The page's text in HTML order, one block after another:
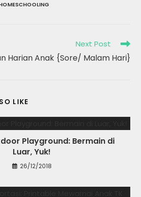
Next Post
Harian Anak {Sore/ Malam Hari}
LIKE
Playground: Bermain di
Luar, Yuk!
26/12/2018